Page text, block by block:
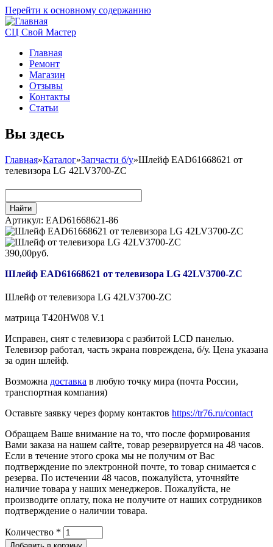
Перейти к основному содержанию
СЦ Свой Мастер
Главная
Ремонт
Магазин
Отзывы
Контакты
Статьи
Вы здесь
Главная»Каталог»Запчасти б/у»Шлейф EAD61668621 от
телевизора LG 42LV3700-ZC
Артикул: EAD61668621-86
390,00руб.
Шлейф EAD61668621 от телевизора LG 42LV3700-ZC
Шлейф от телевизора LG 42LV3700-ZC
матрица T420HW08 V.1
Исправен, снят с телевизора с разбитой LCD панелью.
Телевизор работал, часть экрана повреждена, б/у. Цена указана
за один шлейф.
Возможна доставка в любую точку мира (почта России,
транспортная компания)
Оставьте заявку через форму контактов https://tr76.ru/contact
Обращаем Ваше внимание на то, что после формирования
Вами заказа на нашем сайте, товар резервируется на 48 часов.
Если в течение этого срока мы не получим от Вас
подтверждение по электронной почте, то товар снимается с
резерва. По истечении 48 часов, пожалуйста, уточняйте
наличие товара у наших менеджеров. Пожалуйста, не
производите оплату, пока не получите от наших сотрудников
подтверждение о наличии товара.
Количество *